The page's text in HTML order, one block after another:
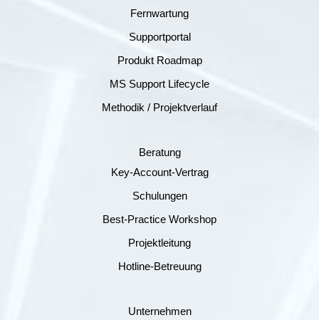
Fernwartung
Supportportal
Produkt Roadmap
MS Support Lifecycle
Methodik / Projektverlauf
Beratung
Key-Account-Vertrag
Schulungen
Best-Practice Workshop
Projektleitung
Hotline-Betreuung
Unternehmen